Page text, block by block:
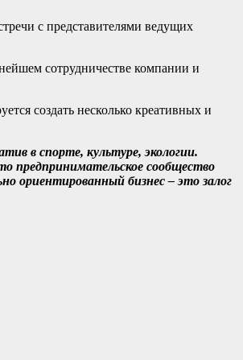
с представителями ведущих
сотрудничестве компании и
создать несколько креативных и
в спорте, культуре, экологии.
предпринимательское сообщество
ориентированный бизнес – это залог